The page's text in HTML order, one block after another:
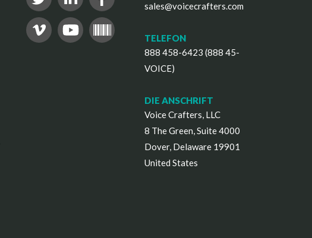
sales@voicecrafters.com
TELEFON
888 458-6423 (888 45-
VOICE)
DIE ANSCHRIFT
Voice Crafters, LLC
8 The Green, Suite 4000
Dover, Delaware 19901
United States